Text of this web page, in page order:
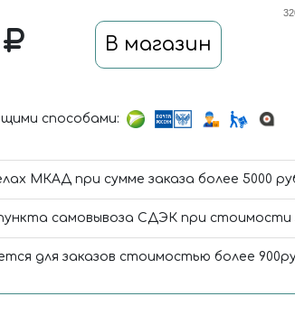
В магазин
способами:
МКАД при сумме заказа более 5000
самовывоза СДЭК при стоимости
для заказов стоимостью более